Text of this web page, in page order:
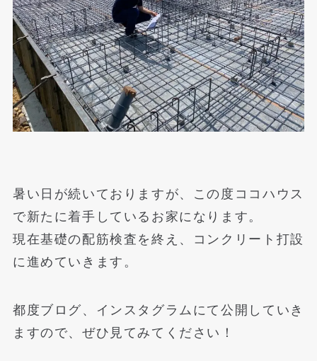
暑い日が続いておりますが、この度ココハウス
で新たに着手しているお家になります。
現在基礎の配筋検査を終え、コンクリート打設
に進めていきます。
都度ブログ、インスタグラムにて公開していき
ますので、ぜひ見てみてください！